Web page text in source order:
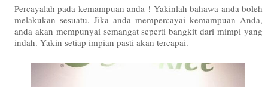
Percayalah pada kemampuan anda ! Yakinlah bahawa anda boleh
melakukan sesuatu. Jika anda mempercayai kemampuan Anda,
anda akan mempunyai semangat seperti bangkit dari mimpi yang
indah. Yakin setiap impian pasti akan tercapai.